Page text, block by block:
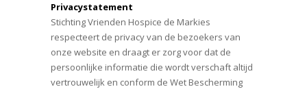
Privacystatement
Stichting Vrienden Hospice de Markies
respecteert de privacy van de bezoekers van
onze website en draagt er zorg voor dat de
persoonlijke informatie die wordt verschaft altijd
vertrouwelijk en conform de Wet Bescherming